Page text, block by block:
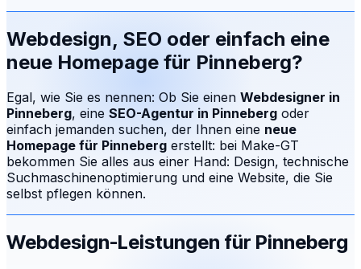
Webdesign, SEO oder einfach eine
neue Homepage für Pinneberg?
Egal, wie Sie es nennen: Ob Sie einen Webdesigner in
Pinneberg, eine SEO-Agentur in Pinneberg oder
einfach jemanden suchen, der Ihnen eine neue
Homepage für Pinneberg erstellt: bei Make-GT
bekommen Sie alles aus einer Hand: Design, technische
Suchmaschinenoptimierung und eine Website, die Sie
selbst pflegen können.
Webdesign-Leistungen für Pinneberg